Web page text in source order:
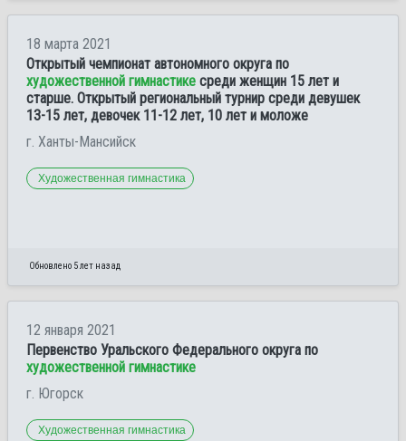
18 марта 2021
Открытый чемпионат автономного округа по
художественной гимнастике среди женщин 15 лет и
старше. Открытый региональный турнир среди девушек
13-15 лет, девочек 11-12 лет, 10 лет и моложе
г. Ханты-Мансийск
Художественная гимнастика
Обновлено 5 лет назад
12 января 2021
Первенство Уральского Федерального округа по
художественной гимнастике
г. Югорск
Художественная гимнастика